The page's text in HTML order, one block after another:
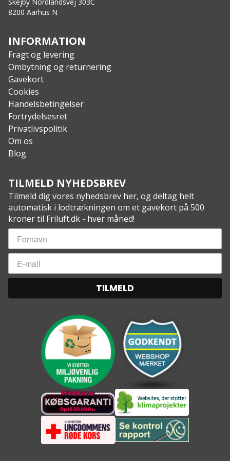
Specs:
Ydersål: Rainmaster™
Svang støtte: Stål gelenk
Indersål: G1®-stage1™ footbed
Lining: Coil lining™ + 3mm neopren
Overdel: G1® 70 vulkaniseret naturgummi™
8200 Aarhus N
INFORMATION
Fragt og levering
Ombytning og returnering
Gavekort
Cookies
Handelsbetingelser
Fortrydelsesret
Privatlivspolitik
Om os
Blog
TILMELD NYHEDSBREV
Tilmeld dig vores nyhedsbrev her, og deltag helt
automatisk i lodtrækningen om et gavekort på 500
kroner til Friluft.dk - hver måned!
TILMELD